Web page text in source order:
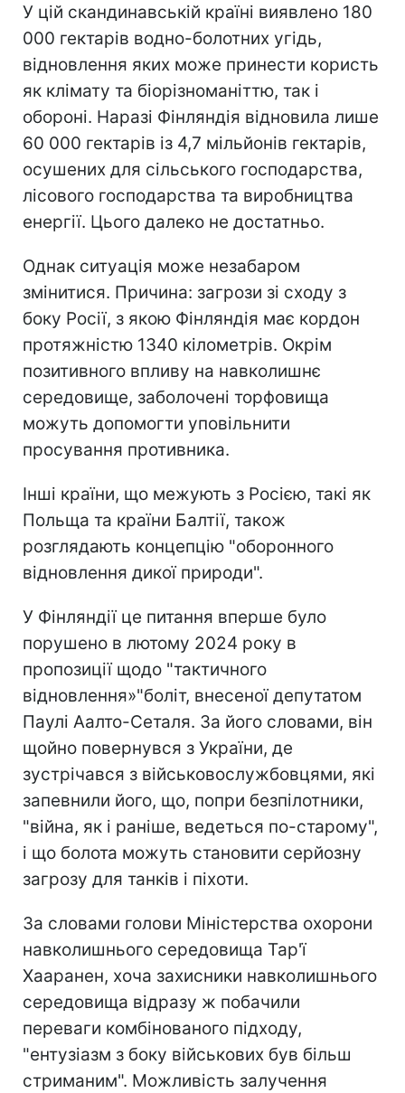
У цій скандинавській країні виявлено 180
000 гектарів водно-болотних угідь,
відновлення яких може принести користь
як клімату та біорізноманіттю, так і
обороні. Наразі Фінляндія відновила лише
60 000 гектарів із 4,7 мільйонів гектарів,
осушених для сільського господарства,
лісового господарства та виробництва
енергії. Цього далеко не достатньо.
Однак ситуація може незабаром
змінитися. Причина: загрози зі сходу з
боку Росії, з якою Фінляндія має кордон
протяжністю 1340 кілометрів. Окрім
позитивного впливу на навколишнє
середовище, заболочені торфовища
можуть допомогти уповільнити
просування противника.
Інші країни, що межують з Росією, такі як
Польща та країни Балтії, також
розглядають концепцію "оборонного
відновлення дикої природи".
У Фінляндії це питання вперше було
порушено в лютому 2024 року в
пропозиції щодо "тактичного
відновлення»"боліт, внесеної депутатом
Паулі Аалто-Сеталя. За його словами, він
щойно повернувся з України, де
зустрічався з військовослужбовцями, які
запевнили його, що, попри безпілотники,
"війна, як і раніше, ведеться по-старому",
і що болота можуть становити серйозну
загрозу для танків і піхоти.
За словами голови Міністерства охорони
навколишнього середовища Тар'ї
Хааранен, хоча захисники навколишнього
середовища відразу ж побачили
переваги комбінованого підходу,
"ентузіазм з боку військових був більш
стриманим". Можливість залучення